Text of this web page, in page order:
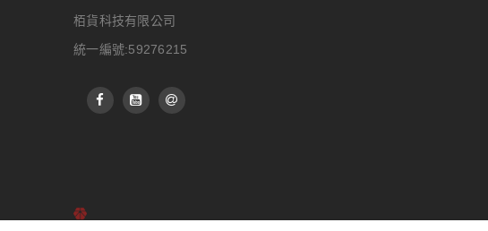
栢貨科技有限公司
統一編號:59276215